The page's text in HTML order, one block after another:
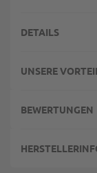
DETAILS
UNSERE
BEWERTUNGEN